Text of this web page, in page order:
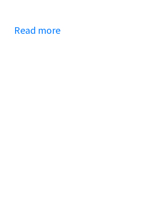
Read more